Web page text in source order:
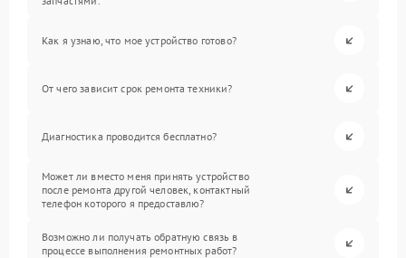
Как я узнаю, что мое устройство готово?
От чего зависит срок ремонта техники?
Диагностика проводится бесплатно?
Может ли вместо меня принять устройство
после ремонта другой человек, контактный
телефон которого я предоставлю?
Возможно ли получать обратную связь в
процессе выполнения ремонтных работ?